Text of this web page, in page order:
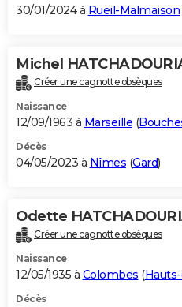
30/01/2024 à Rueil-Malmaison
Michel
Créer une cagnotte obsèques
Naissance
12/09/1963 à Marseille (
Décès
04/05/2023 à Nîmes (Gard)
Odette
Créer une cagnotte obsèques
Naissance
12/05/1935 à Colombes (
Décès